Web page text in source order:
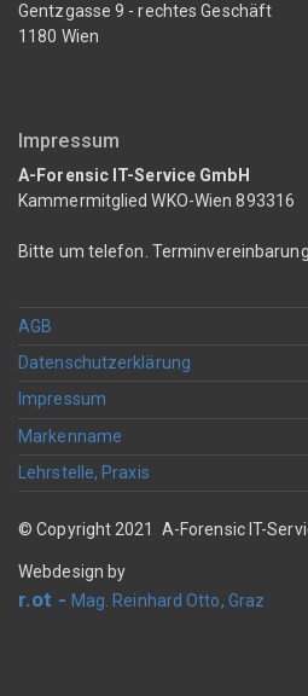
Gentzgasse 9 - rechtes Geschäft
1180 Wien
Impressum
A-Forensic IT-Service GmbH
Kammermitglied WKO-Wien 893316
Bitte um telefon. Terminvereinbarung
AGB
Datenschutzerklärung
Impressum
Markenname
Lehrstelle, Praxis
© Copyright 2021 A-Forensic IT-
Webdesign by
r.ot - Mag. Reinhard Otto, Graz